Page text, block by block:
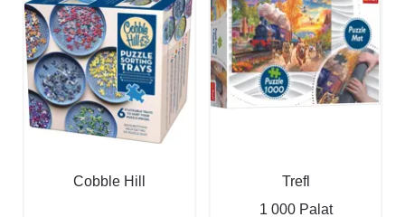
Cobble Hill
Trefl
1 000 Palat